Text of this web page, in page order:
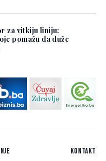
za vitkiju liniju:
pomažu da duže
Kontakt